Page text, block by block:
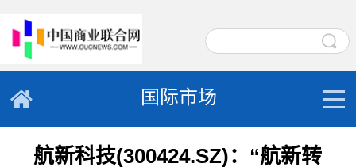
国际市场
航新科技(300424.SZ)：“航新转